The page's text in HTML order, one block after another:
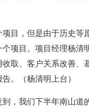
目，但是由于历史等
项目。项目经理杨清
取、客户关系改善、
。（杨清明上台）
，我们下半年南山道